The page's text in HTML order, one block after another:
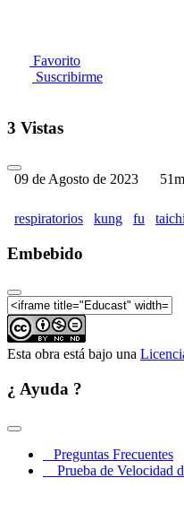
Favorito
Suscribirme
3 Vistas
09 de Agosto de 2023 51m
respiratorios kung fu taichi
Embebido
Esta obra está bajo una
¿ Ayuda ?
Preguntas Frecuentes
Prueba de Velocidad